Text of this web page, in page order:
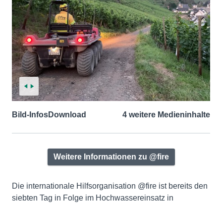
Bild-InfosDownload 4 weitere Medieninhalte
Weitere Informationen zu @fire
Die internationale Hilfsorganisation @fire ist bereits den
siebten Tag in Folge im Hochwassereinsatz in